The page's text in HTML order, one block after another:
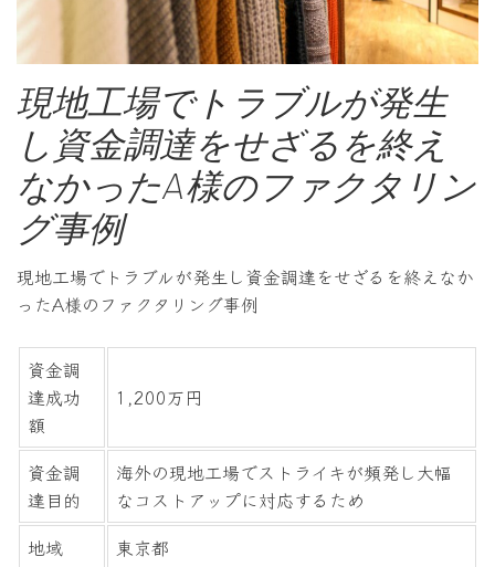
現地工場でトラブルが発生
し資金調達をせざるを終え
なかったA様のファクタリン
グ事例
現地工場でトラブルが発生し資金調達をせざるを終えなか
ったA様のファクタリング事例
資金調
達成功
額
1,200万円
資金調
達目的
海外の現地工場でストライキが頻発し大幅
なコストアップに対応するため
地域
東京都